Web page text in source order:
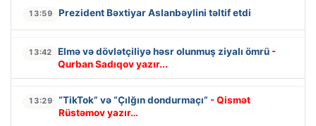
13:59 Prezident Bəxtiyar Aslanbəylini təltif etdi
13:42 Elmə və dövlətçiliyə həsr olunmuş ziyalı ömrü -
Qurban Sadıqov yazır...
13:29 “TikTok” və “Çılğın dondurmaçı” - Qismət
Rüstəmov yazır…